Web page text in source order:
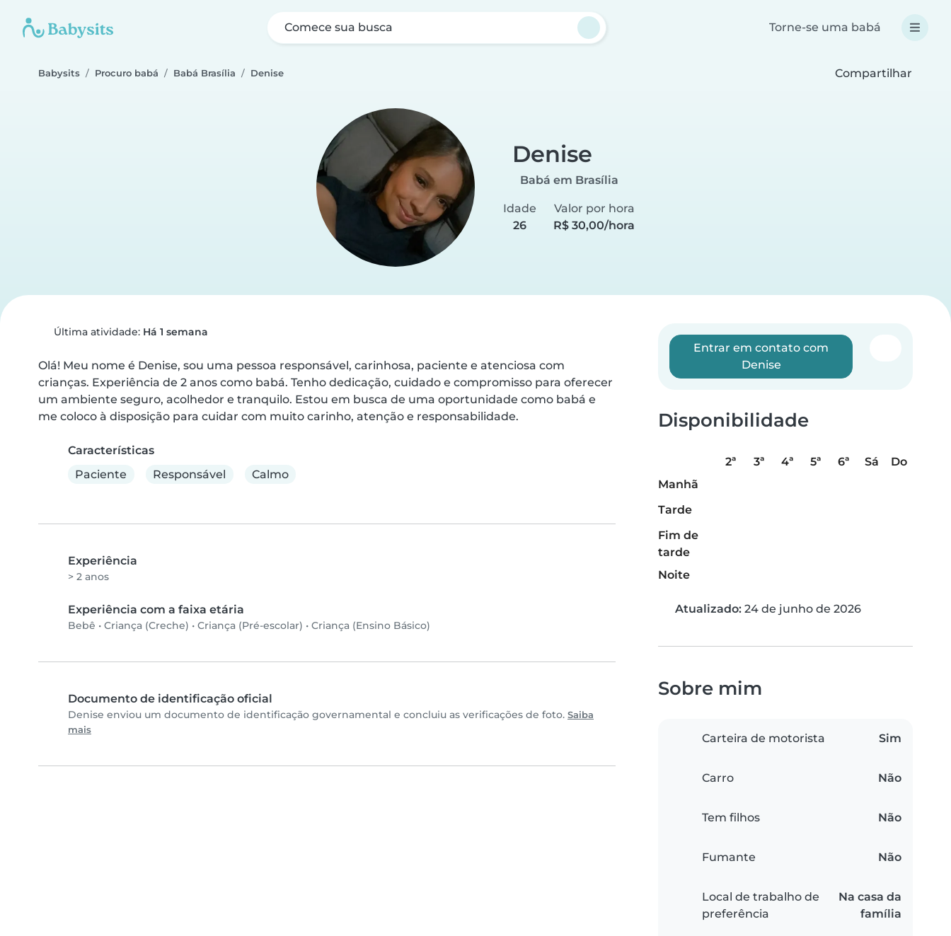
Comece sua busca Torne-se uma babá
Babysits Procuro babá Babá Brasília Denise Compartilhar
Denise
Babá em Brasília
Idade
26
Valor por hora
R$ 30,00/hora
Última atividade: Há 1 semana
Olá! Meu nome é Denise, sou uma pessoa responsável, carinhosa, paciente e atenciosa com
crianças. Experiência de 2 anos como babá. Tenho dedicação, cuidado e compromisso para oferecer
um ambiente seguro, acolhedor e tranquilo. Estou em busca de uma oportunidade como babá e
me coloco à disposição para cuidar com muito carinho, atenção e responsabilidade.
Características
Paciente
Responsável Calmo
Experiência
> 2 anos
Experiência com a faixa etária
Bebê • Criança (Creche) • Criança (Pré-escolar) • Criança (Ensino Básico)
Documento de identificação oficial
Denise enviou um documento de identificação governamental e concluiu as verificações de foto. Saiba
mais
Entrar em contato com
Denise
Disponibilidade
2ª 3ª 4ª 5ª 6ª Sá
Do
Manhã
Tarde
Fim de
tarde
Noite
Atualizado: 24 de junho de 2026
Sobre mim
Carteira de motorista Sim
Carro Não
Tem filhos Não
Fumante Não
Local de trabalho de
preferência
Na casa da
família